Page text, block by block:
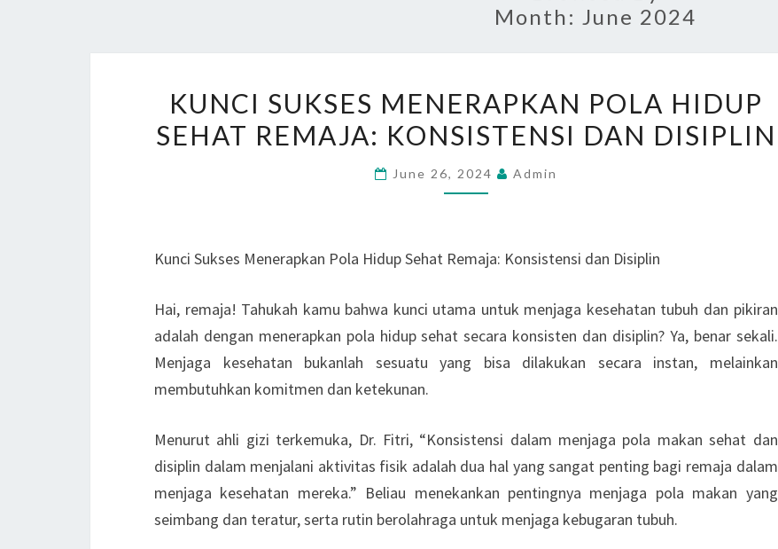
Month: June 2024
SUKSES
MENERAPKAN
HIDUP
KONSISTENSI
DISIPLIN
KUNCI SUKSES MENERAPKAN POLA HIDUP
SEHAT REMAJA: KONSISTENSI DAN DISIPLIN
June 26, 2024 Admin
Kunci Sukses Menerapkan Pola Hidup Sehat Remaja: Konsistensi dan Disiplin
Hai, remaja! Tahukah kamu bahwa kunci utama untuk menjaga kesehatan tubuh dan pikiran
adalah dengan menerapkan pola hidup sehat secara konsisten dan disiplin? Ya, benar sekali.
Menjaga kesehatan bukanlah sesuatu yang bisa dilakukan secara instan, melainkan
membutuhkan komitmen dan ketekunan.
Menurut ahli gizi terkemuka, Dr. Fitri, “Konsistensi dalam menjaga pola makan sehat dan
disiplin dalam menjalani aktivitas fisik adalah dua hal yang sangat penting bagi remaja dalam
menjaga kesehatan mereka.” Beliau menekankan pentingnya menjaga pola makan yang
seimbang dan teratur, serta rutin berolahraga untuk menjaga kebugaran tubuh.